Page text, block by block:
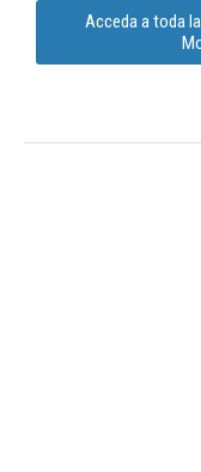
Acceda a toda